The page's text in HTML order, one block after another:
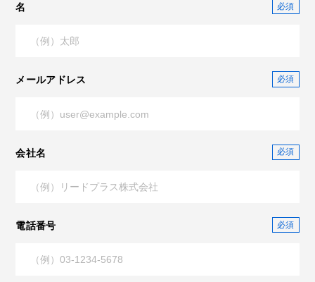
名
メールアドレス
会社名
電話番号